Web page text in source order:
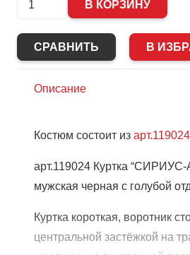
"СИРИУС-
АЛЕКС"
В КОРЗИНУ
СРАВНИТЬ В
Описание
Костюм состоит из арт.119024
арт.119024 Куртка
мужская черная с голубой
Куртка короткая, воротник
центральной застёжкой на